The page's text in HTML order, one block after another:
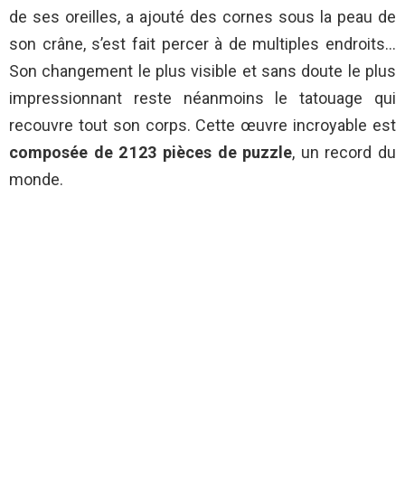
de ses oreilles, a ajouté des cornes sous la peau de
son crâne, s’est fait percer à de multiples endroits…
Son changement le plus visible et sans doute le plus
impressionnant reste néanmoins le tatouage qui
recouvre tout son corps. Cette œuvre incroyable est
composée de 2 123 pièces de puzzle, un record du
monde.